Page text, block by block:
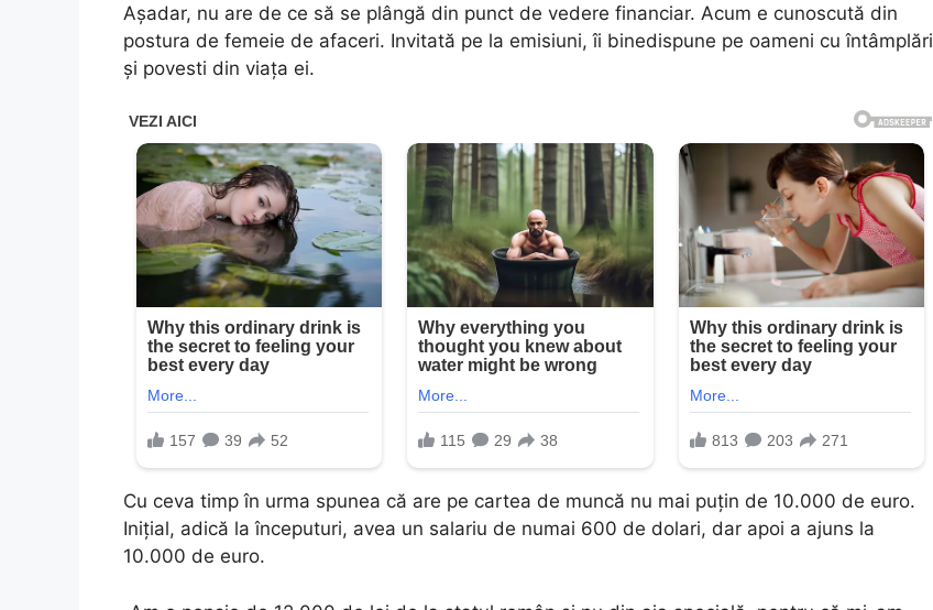
Aşadar, nu are de ce să se plângă din punct de vedere financiar. Acum e cunoscută din
postura de femeie de afaceri. Invitată pe la emisiuni, îi binedispune pe oameni cu întâmplări
şi povesti din viaţa ei.
Cu ceva timp în urma spunea că are pe cartea de muncă nu mai puţin de 10.000 de euro.
Iniţial, adică la începuturi, avea un salariu de numai 600 de dolari, dar apoi a ajuns la
10.000 de euro.